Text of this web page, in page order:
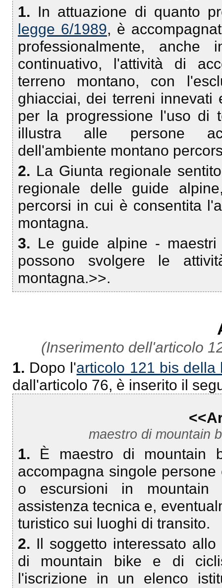
1. In attuazione di quanto
legge 6/1989, è
professionalmente,
continuativo, l'attività di
terreno montano, con
ghiacciai, dei terreni
per la progressione l'uso di
illustra alle persone
dell'ambiente montano
2. La Giunta regionale
regionale delle guide
percorsi in cui è consentita
montagna.
3. Le guide alpine -
possono svolgere le
montagna.>>.
(Inserimento dell'articolo
1. Dopo l'articolo 121 bis
dall'articolo 76, è inserito il
maestro di mountain
1. È maestro di mountain
accompagna singole
o escursioni in mountain
assistenza tecnica e,
turistico sui luoghi di transito.
2. Il soggetto interessato
di mountain bike e di
l'iscrizione in un elenco